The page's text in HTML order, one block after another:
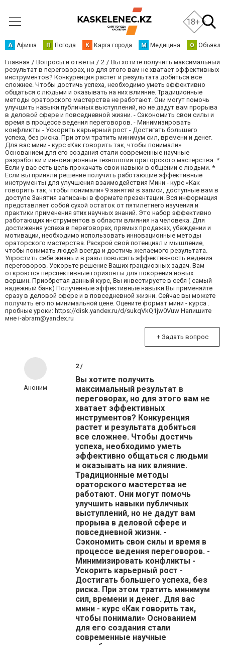
18+
А Афиша П Погода К Карта города М Медицина О
Главная Вопросы и ответы 2
Вы хотите получить максимальный
результат в переговорах, но для этого вам не хватает эффективных
инструментов? Конкуренция растет и результата добиться все
сложнее. Чтобы достичь успеха, необходимо уметь эффективно
общаться с людьми и оказывать на них влияние. Традиционные
методы ораторского мастерства не работают. Они могут помочь
улучшить навыки публичных выступлений, но не дадут вам прорыва
в деловой сфере и повседневной жизни. - Сэкономить свои силы и
время в процессе ведения переговоров. - Минимизировать
конфликты - Ускорить карьерный рост - Достигать большего
успеха, без риска. При этом тратить минимум сил, времени и денег.
Для вас мини - курс «Как говорить так, чтобы понимали»
Основанием для его создания стали современные научные
разработки и инновационные технологии ораторского мастерства. *
Если у вас есть цель прокачать свои навыки в общении с людьми. *
Если вы приняли решение получить работающие эффективные
инструменты для улучшения взаимодействия Мини - курс «Как
говорить так, чтобы понимали» 9 занятий в записи, доступные вам в
доступе Занятия записаны в формате презентации. Вся информация
представляет собой сухой остаток от пятилетнего изучения и
практики применения этих научных знаний. Это набор эффективно
работающих инструментов в области влияния на человека. Для
достижения успеха в переговорах, прямых продажах, убеждении и
мотивации, необходимо использовать инновационные методы
ораторского мастерства. Раскрой свой потенциал и мышление,
чтобы понимать людей всегда и достичь желаемого результата.
Упростить себе жизнь и в разы повысить эффективность ведения
переговоров. Ускорьте решение Ваших грандиозных задач. Вам
откроются перспективные горизонты для покорения новых
вершин. Приобретая данный курс, Вы инвестируете в себя ( самый
надежный банк) Полученные эффективные навыки Вы применяйте
сразу в деловой сфере и в повседневной жизни. Сейчас вы можете
получить его по минимальной цене. Оцените формат мини - курса .
пробные уроки: https://disk.yandex.ru/d/sukqVkQ1jw0Vuw Напишите
мне i-abram@yandex.ru
+ Задать вопрос
Аноним
2 /
Вы хотите получить
максимальный результат в
переговорах, но для этого вам не
хватает эффективных
инструментов? Конкуренция
растет и результата добиться
все сложнее. Чтобы достичь
успеха, необходимо уметь
эффективно общаться с людьми
и оказывать на них влияние.
Традиционные методы
ораторского мастерства не
работают. Они могут помочь
улучшить навыки публичных
выступлений, но не дадут вам
прорыва в деловой сфере и
повседневной жизни. -
Сэкономить свои силы и время в
процессе ведения переговоров. -
Минимизировать конфликты -
Ускорить карьерный рост -
Достигать большего успеха, без
риска. При этом тратить минимум
сил, времени и денег. Для вас
мини - курс «Как говорить так,
чтобы понимали» Основанием
для его создания стали
современные научные